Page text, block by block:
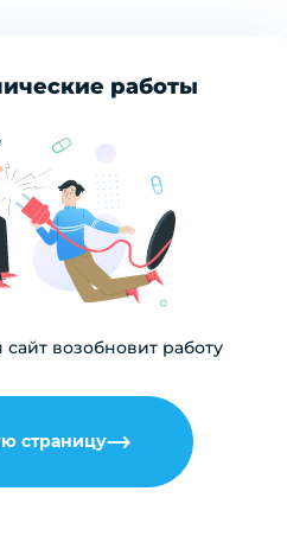
работы
возобновит работу
страницу